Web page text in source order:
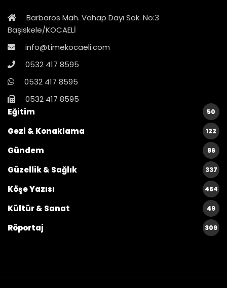
Barbaros Mah. Vahap Dayı Sok. No:3
Başiskele/KOCAELİ
info@timekocaeli.com
0532 417 8595
0532 417 8595
0532 417 8595
Eğitim
50
Gezi & Konaklama 122
Gündem 86
Güzellik & Sağlık 337
Köşe Yazısı 464
Kültür & Sanat 49
Röportaj 309